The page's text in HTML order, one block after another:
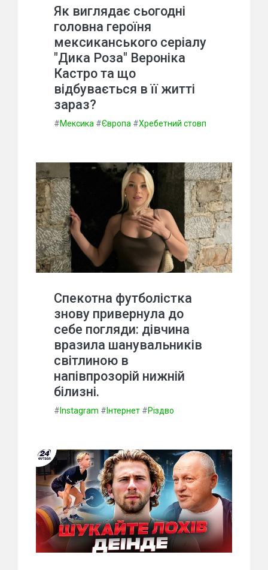
Як виглядає сьогодні
головна героїня
мексиканського серіалу
"Дика Роза" Вероніка
Кастро та що
відбувається в її житті
зараз?
#Мексика #Європа #Хребетний стовп
Спекотна футболістка
знову привернула до
себе погляди: дівчина
вразила шанувальників
світлиною в
напівпрозорій нижній
білизні.
# Instagram # Інтернет #Різдво